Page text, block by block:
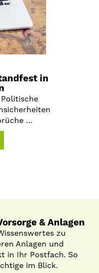
in
…
& Anlagen
zu
Anlagen und
in Ihr Postfach. So
im Blick.